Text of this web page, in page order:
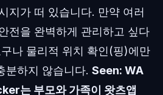
지가 떠 있습니다. 만약 여러
전을 완벽하게 관리하고 싶다
나 물리적 위치 확인(핑)에만
분하지 않습니다. Seen: WA
는 부모와 가족이 왓츠앱